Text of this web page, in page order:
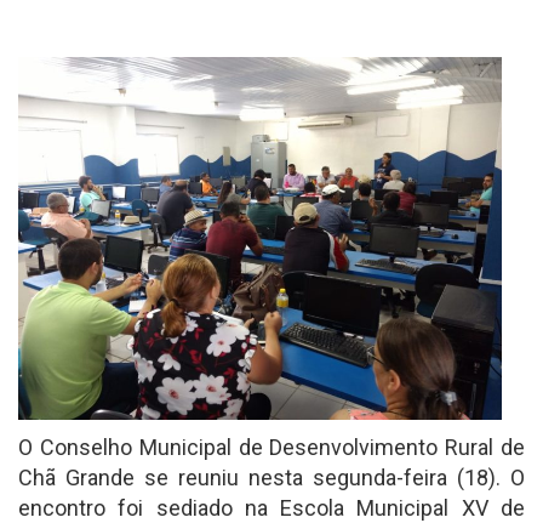
O Conselho Municipal de Desenvolvimento Rural de
Chã Grande se reuniu nesta segunda-feira (18). O
encontro foi sediado na Escola Municipal XV de